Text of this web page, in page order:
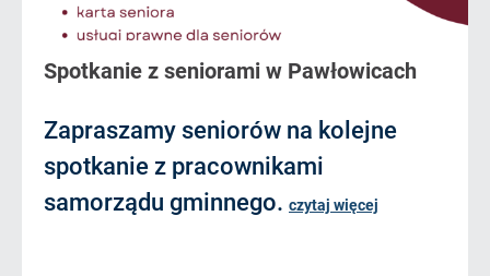
Spotkanie z seniorami w Pawłowicach
Zapraszamy seniorów na kolejne
spotkanie z pracownikami
samorządu gminnego. czytaj więcej